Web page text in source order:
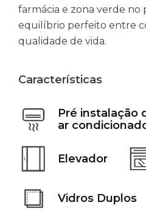
farmácia e zona verde no
equilíbrio perfeito entre
qualidade de vida.
Características
Pré instalação
ar
Elevador
Vidros Duplos